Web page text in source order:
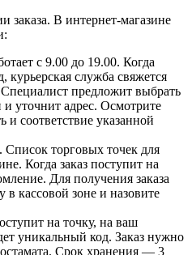
заказа. В интернет-магазине
с 9.00 до 19.00. Когда
курьерская служба свяжется
предложит выбрать
и уточнит адрес. Осмотрите
и соответствие указанной
Список торговых точек для
Когда заказ поступит на
Для получения заказа
в кассовой зоне и назовите
на точку, на ваш
уникальный код. Заказ нужно
Срок хранения — 3